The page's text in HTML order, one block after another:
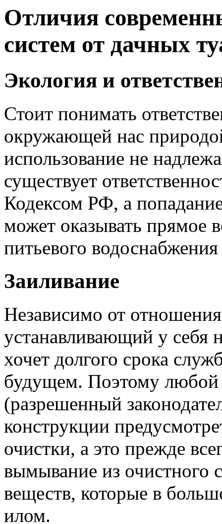
Отличия
систем от дачных
Экология и
Стоит понимать
окружающей нас
использование не
существует
Кодексом РФ, а
может оказывать прямое
питьевого
Заиливание
Независимо от
устанавливающий у себя
хочет долгого срока
будущем. Поэтому любой
(разрешенный
конструкции
очистки, а это прежде
вымывание из очистного
веществ, которые в
илом.